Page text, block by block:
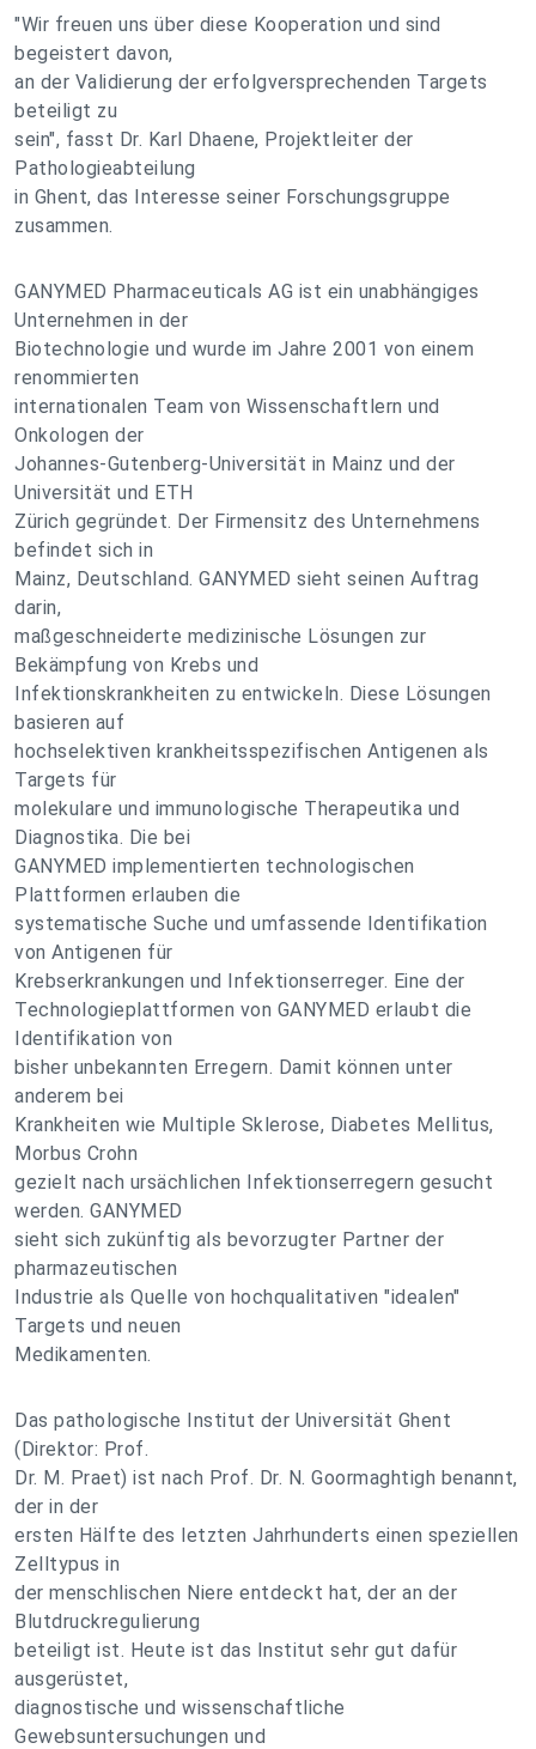
"Wir freuen uns über diese Kooperation und sind
begeistert davon,
an der Validierung der erfolgversprechenden Targets
beteiligt zu
sein", fasst Dr. Karl Dhaene, Projektleiter der
Pathologieabteilung
in Ghent, das Interesse seiner Forschungsgruppe
zusammen.
GANYMED Pharmaceuticals AG ist ein unabhängiges
Unternehmen in der
Biotechnologie und wurde im Jahre 2001 von einem
renommierten
internationalen Team von Wissenschaftlern und
Onkologen der
Johannes-Gutenberg-Universität in Mainz und der
Universität und ETH
Zürich gegründet. Der Firmensitz des Unternehmens
befindet sich in
Mainz, Deutschland. GANYMED sieht seinen Auftrag
darin,
maßgeschneiderte medizinische Lösungen zur
Bekämpfung von Krebs und
Infektionskrankheiten zu entwickeln. Diese Lösungen
basieren auf
hochselektiven krankheitsspezifischen Antigenen als
Targets für
molekulare und immunologische Therapeutika und
Diagnostika. Die bei
GANYMED implementierten technologischen
Plattformen erlauben die
systematische Suche und umfassende Identifikation
von Antigenen für
Krebserkrankungen und Infektionserreger. Eine der
Technologieplattformen von GANYMED erlaubt die
Identifikation von
bisher unbekannten Erregern. Damit können unter
anderem bei
Krankheiten wie Multiple Sklerose, Diabetes Mellitus,
Morbus Crohn
gezielt nach ursächlichen Infektionserregern gesucht
werden. GANYMED
sieht sich zukünftig als bevorzugter Partner der
pharmazeutischen
Industrie als Quelle von hochqualitativen "idealen"
Targets und neuen
Medikamenten.
Das pathologische Institut der Universität Ghent
(Direktor: Prof.
Dr. M. Praet) ist nach Prof. Dr. N. Goormaghtigh benannt,
der in der
ersten Hälfte des letzten Jahrhunderts einen speziellen
Zelltypus in
der menschlischen Niere entdeckt hat, der an der
Blutdruckregulierung
beteiligt ist. Heute ist das Institut sehr gut dafür
ausgerüstet,
diagnostische und wissenschaftliche
Gewebsuntersuchungen und